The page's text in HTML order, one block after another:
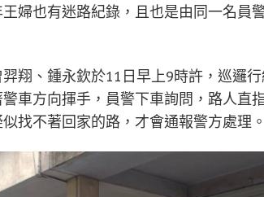
婦也有迷路紀錄，且也是由同一名員
翔、鍾永欽於11日早上9時許，巡邏
車方向揮手，員警下車詢問，路人直
找不著回家的路，才會通報警方處理。